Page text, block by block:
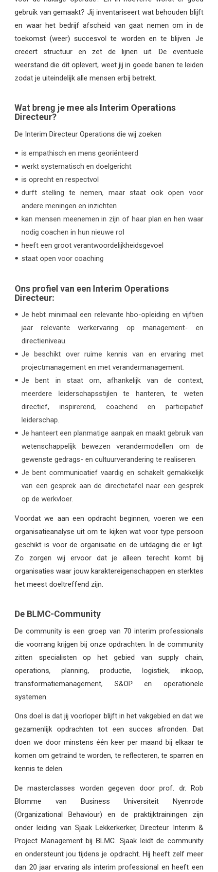
gebruik van gemaakt? Jij inventariseert wat behouden blijft
en waar het bedrijf afscheid van gaat nemen om in de
toekomst (weer) succesvol te worden en te blijven. Je
creëert structuur en zet de lijnen uit. De eventuele
weerstand die dit oplevert, weet jij in goede banen te leiden
zodat je uiteindelijk alle mensen erbij betrekt.
Wat breng je mee als Interim Operations
Directeur?
De Interim Directeur Operations die wij zoeken
is empathisch en mens georiënteerd
werkt systematisch en doelgericht
is oprecht en respectvol
durft stelling te nemen, maar staat ook open voor
andere meningen en inzichten
kan mensen meenemen in zijn of haar plan en hen waar
nodig coachen in hun nieuwe rol
heeft een groot verantwoordelijkheidsgevoel
staat open voor coaching
Ons profiel van een Interim Operations
Directeur:
Je hebt minimaal een relevante hbo-opleiding en vijftien
jaar relevante werkervaring op management- en
directieniveau.
Je beschikt over ruime kennis van en ervaring met
projectmanagement en met verandermanagement.
Je bent in staat om, afhankelijk van de context,
meerdere leiderschapsstijlen te hanteren, te weten
directief, inspirerend, coachend en participatief
leiderschap.
Je hanteert een planmatige aanpak en maakt gebruik van
wetenschappelijk bewezen verandermodellen om de
gewenste gedrags- en cultuurverandering te realiseren.
Je bent communicatief vaardig en schakelt gemakkelijk
van een gesprek aan de directietafel naar een gesprek
op de werkvloer.
Voordat we aan een opdracht beginnen, voeren we een
organisatieanalyse uit om te kijken wat voor type persoon
geschikt is voor de organisatie en de uitdaging die er ligt.
Zo zorgen wij ervoor dat je alleen terecht komt bij
organisaties waar jouw karaktereigenschappen en sterktes
het meest doeltreffend zijn.
De BLMC-Community
De community is een groep van 70 interim professionals
die voorrang krijgen bij onze opdrachten. In de community
zitten specialisten op het gebied van supply chain,
operations, planning, productie, logistiek, inkoop,
transformatiemanagement, S&OP en operationele
systemen.
Ons doel is dat jij voorloper blijft in het vakgebied en dat we
gezamenlijk opdrachten tot een succes afronden. Dat
doen we door minstens één keer per maand bij elkaar te
komen om getraind te worden, te reflecteren, te sparren en
kennis te delen.
De masterclasses worden gegeven door prof. dr. Rob
Blomme van Business Universiteit Nyenrode
(Organizational Behaviour) en de praktijktrainingen zijn
onder leiding van Sjaak Lekkerkerker, Directeur Interim &
Project Management bij BLMC. Sjaak leidt de community
en ondersteunt jou tijdens je opdracht. Hij heeft zelf meer
dan 20 jaar ervaring als interim professional en heeft een